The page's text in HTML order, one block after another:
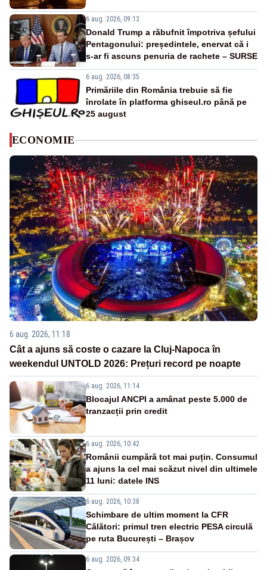
6 aug. 2026, 09:13
Donald Trump a răbufnit împotriva șefului
Pentagonului: președintele, enervat că i
s-ar fi ascuns penuria de rachete – SURSE
6 aug. 2026, 08:35
Primăriile din România trebuie să fie
înrolate în platforma ghiseul.ro până pe
25 august
ECONOMIE
6 aug. 2026, 11:18
Cât a ajuns să coste o cazare la Cluj-Napoca în
weekendul UNTOLD 2026: Prețuri record pe noapte
6 aug. 2026, 11:14
Blocajul ANCPI a amânat peste 5.000 de
tranzacții prin credit
6 aug. 2026, 10:42
Românii cumpără tot mai puțin. Consumul
a ajuns la cel mai scăzut nivel din ultimele
11 luni: datele INS
6 aug. 2026, 10:38
Schimbare de ultim moment la CFR
Călători: primul tren electric PESA circulă
pe ruta București – Brașov
6 aug. 2026, 09:34